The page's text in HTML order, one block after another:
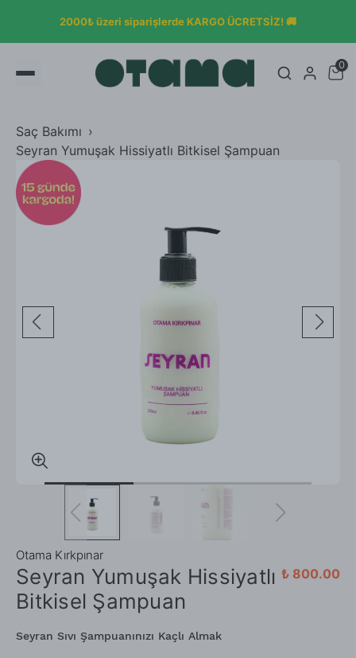
2000₺ üzeri siparişlerde KARGO ÜCRETSİZ! 🚚
0
Saç Bakımı
Seyran Yumuşak Hissiyatlı Bitkisel Şampuan
Otama Kırkpınar
Seyran Yumuşak Hissiyatlı
Bitkisel Şampuan
₺ 800.00
Seyran Sıvı Şampuanınızı Kaçlı Almak